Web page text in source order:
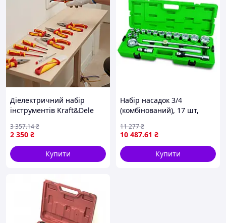
Діелектричний набір
інструментів Kraft&Dele
Набір ізольованих
інструментів / Набір
викруток для електрика
2 350 ₴
3 357.14₴
Купити
Набір насадок 3/4
(комбінований), 17 шт,
насадок 6/12-кутних (мм):
19, 21, 22, 23, 24, 27, 30, 32,
36,
10 487.61 ₴
11 277₴
Купити